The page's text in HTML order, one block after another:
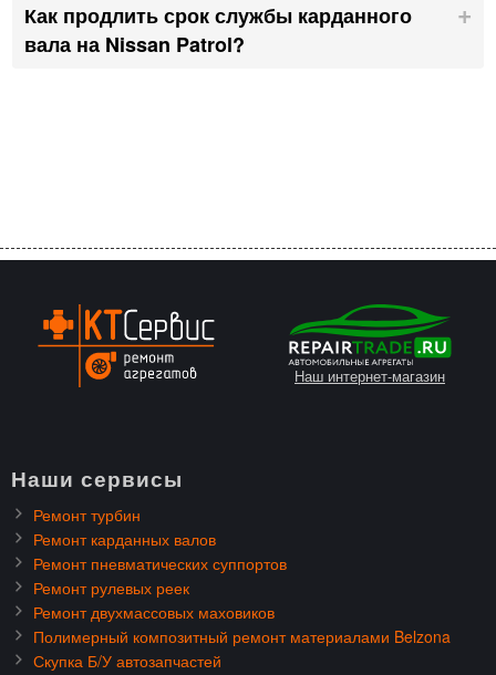
Как продлить срок службы карданного
вала на Nissan Patrol?
Наш интернет-магазин
Наши сервисы
Ремонт турбин
Ремонт карданных валов
Ремонт пневматических суппортов
Ремонт рулевых реек
Ремонт двухмассовых маховиков
Полимерный композитный ремонт материалами Belzona
Скупка Б/У автозапчастей